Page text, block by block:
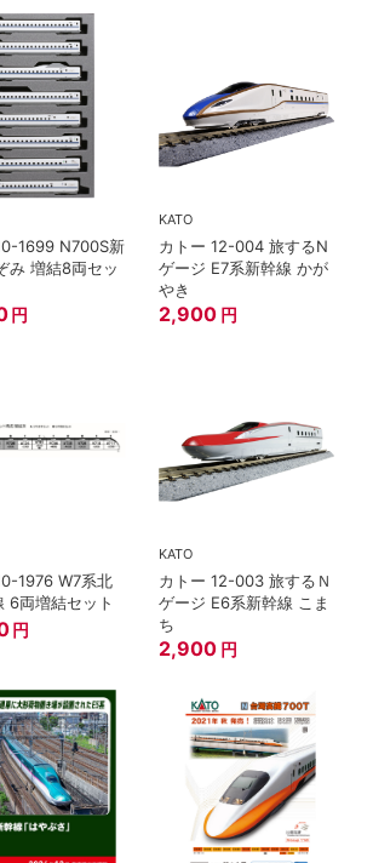
1699 N700S新
み 増結8両セッ
円
KATO
カトー 12-004 旅するN
ゲージ E7系新幹線 かが
やき
2,900 円
1976 W7系北
6両増結セット
円
KATO
カトー 12-003 旅するＮ
ゲージ E6系新幹線 こま
ち
2,900 円